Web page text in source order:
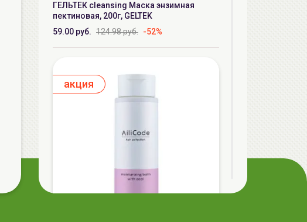
ГЕЛЬТЕК cleansing Маска энзимная
пектиновая, 200г, GELTEK
59.00 руб. 124.98 руб. -52%
aкция